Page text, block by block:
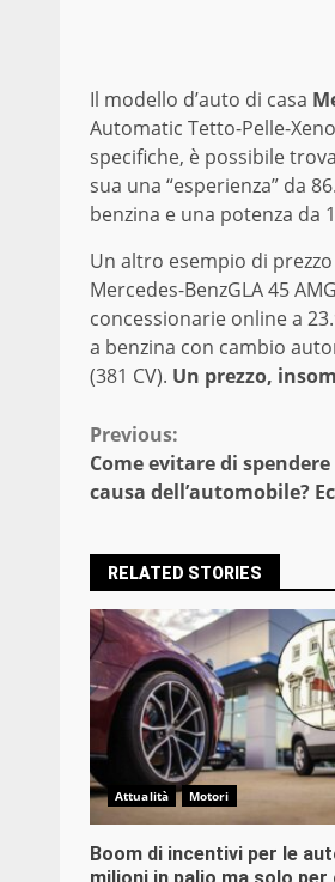
Il modello d’auto di casa
Automatic Tetto-Pelle-
specifiche, è possibile
sua una “esperienza” da
benzina e una potenza da
Un altro esempio di
Mercedes-BenzGLA 45 AMG
concessionarie online a
a benzina con cambio
(381 CV). Un prezzo,
Continue
Reading
Previous:
Come evitare di
causa dell’automobile?
RELATED STORIES
Attualità Motori
Boom di incentivi per le